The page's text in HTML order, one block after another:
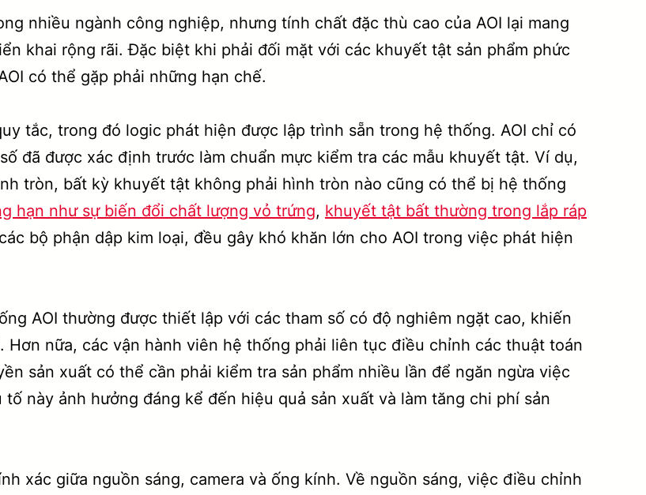
nhiều ngành công nghiệp, nhưng tính chất đặc thù cao của AOI lại mang
khai rộng rãi. Đặc biệt khi phải đối mặt với các khuyết tật sản phẩm phức
có thể gặp phải những hạn chế.
tắc, trong đó logic phát hiện được lập trình sẵn trong hệ thống. AOI chỉ có
đã được xác định trước làm chuẩn mực kiểm tra các mẫu khuyết tật. Ví dụ,
tròn, bất kỳ khuyết tật không phải hình tròn nào cũng có thể bị hệ thống
hạn như sự biến đổi chất lượng vỏ trứng, khuyết tật bất thường trong lắp ráp
bộ phận dập kim loại, đều gây khó khăn lớn cho AOI trong việc phát hiện
AOI thường được thiết lập với các tham số có độ nghiêm ngặt cao, khiến
Hơn nữa, các vận hành viên hệ thống phải liên tục điều chỉnh các thuật toán
sản xuất có thể cần phải kiểm tra sản phẩm nhiều lần để ngăn ngừa việc
này ảnh hưởng đáng kể đến hiệu quả sản xuất và làm tăng chi phí sản
xác giữa nguồn sáng, camera và ống kính. Về nguồn sáng, việc điều chỉnh